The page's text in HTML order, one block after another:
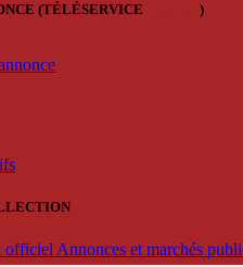
(TÉLÉSERVICE )
officiel Annonces et marchés